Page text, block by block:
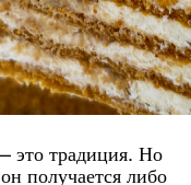
это традиция. Но
получается либо